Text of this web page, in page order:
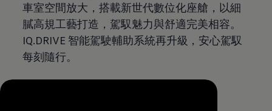
車室空間放大，搭載新世代數位化座艙，以細
膩高規工藝打造，駕馭魅力與舒適完美相容。
IQ.DRIVE 智能駕駛輔助系統再升級，安心駕馭
每刻隨行。